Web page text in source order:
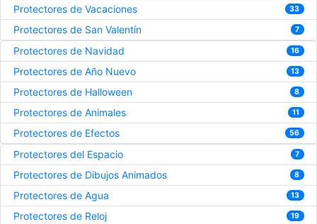
Protectores de Vacaciones 33
Protectores de San Valentín 7
Protectores de Navidad 16
Protectores de Año Nuevo 13
Protectores de Halloween 8
Protectores de Animales 11
Protectores de Efectos 56
Protectores del Espacio 7
Protectores de Dibujos Animados 8
Protectores de Agua 13
Protectores de Reloj 19